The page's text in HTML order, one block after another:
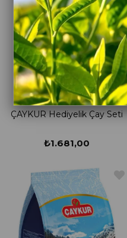
ÇAYKUR Hediyelik Çay Seti
₺1.681,00